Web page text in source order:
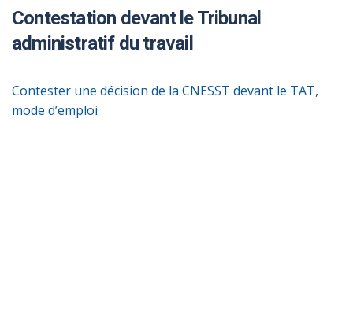
Contestation devant le Tribunal
administratif du travail
Contester une décision de la CNESST devant le TAT,
mode d’emploi